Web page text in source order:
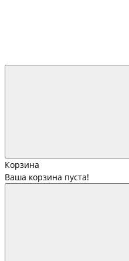
Корзина
Ваша корзина пуста!